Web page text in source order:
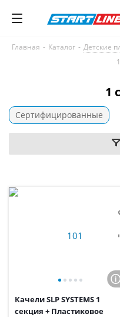
Главная - Каталог - Детские
1
Сертифицированные
Качели SLP SYSTEMS 1
секция + Пластиковое